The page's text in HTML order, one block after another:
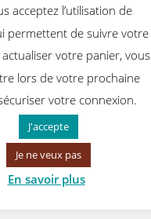
Nous
acceptez l’utilisation de
permettent de suivre votre
votre panier, vous
lors de votre prochaine
votre connexion.
J'accepte
Je ne veux pas
En savoir plus